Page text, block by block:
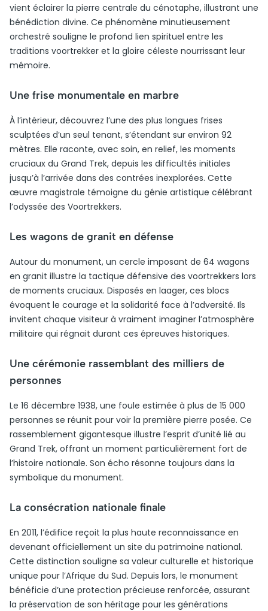
vient éclairer la pierre centrale du cénotaphe, illustrant une
bénédiction divine. Ce phénomène minutieusement
orchestré souligne le profond lien spirituel entre les
traditions voortrekker et la gloire céleste nourrissant leur
mémoire.
Une frise monumentale en marbre
À l’intérieur, découvrez l’une des plus longues frises
sculptées d’un seul tenant, s’étendant sur environ 92
mètres. Elle raconte, avec soin, en relief, les moments
cruciaux du Grand Trek, depuis les difficultés initiales
jusqu’à l’arrivée dans des contrées inexplorées. Cette
œuvre magistrale témoigne du génie artistique célébrant
l’odyssée des Voortrekkers.
Les wagons de granit en défense
Autour du monument, un cercle imposant de 64 wagons
en granit illustre la tactique défensive des voortrekkers lors
de moments cruciaux. Disposés en laager, ces blocs
évoquent le courage et la solidarité face à l’adversité. Ils
invitent chaque visiteur à vraiment imaginer l’atmosphère
militaire qui régnait durant ces épreuves historiques.
Une cérémonie rassemblant des milliers de
personnes
Le 16 décembre 1938, une foule estimée à plus de 15 000
personnes se réunit pour voir la première pierre posée. Ce
rassemblement gigantesque illustre l’esprit d’unité lié au
Grand Trek, offrant un moment particulièrement fort de
l’histoire nationale. Son écho résonne toujours dans la
symbolique du monument.
La consécration nationale finale
En 2011, l’édifice reçoit la plus haute reconnaissance en
devenant officiellement un site du patrimoine national.
Cette distinction souligne sa valeur culturelle et historique
unique pour l’Afrique du Sud. Depuis lors, le monument
bénéficie d’une protection précieuse renforcée, assurant
la préservation de son héritage pour les générations